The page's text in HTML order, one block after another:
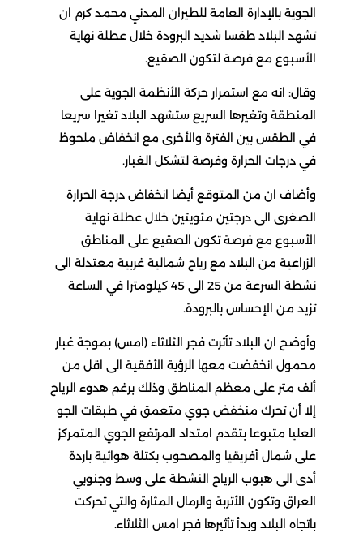
الجوية بالإدارة العامة للطيران المدني محمد كرم ان
تشهد البلاد طقسا شديد البرودة خلال عطلة نهاية
الأسبوع مع فرصة لتكون الصقيع.
وقال: انه مع استمرار حركة الأنظمة الجوية على
المنطقة وتغيرها السريع ستشهد البلاد تغيرا سريعا
في الطقس بين الفترة والأخرى مع انخفاض ملحوظ
في درجات الحرارة وفرصة لتشكل الغبار.
وأضاف ان من المتوقع أيضا انخفاض درجة الحرارة
الصغرى الى درجتين مئويتين خلال عطلة نهاية
الأسبوع مع فرصة تكون الصقيع على المناطق
الزراعية من البلاد مع رياح شمالية غربية معتدلة الى
نشطة السرعة من 25 الى 45 كيلومترا في الساعة
تزيد من الإحساس بالبرودة.
وأوضح ان البلاد تأثرت فجر الثلاثاء (امس) بموجة غبار
محمول انخفضت معها الرؤية الأفقية الى اقل من
ألف متر على معظم المناطق وذلك برغم هدوء الرياح
إلا أن تحرك منخفض جوي متعمق في طبقات الجو
العليا متبوعا بتقدم امتداد المرتفع الجوي المتمركز
على شمال أفريقيا والمصحوب بكتلة هوائية باردة
أدى الى هبوب الرياح النشطة على وسط وجنوبي
العراق وتكون الأتربة والرمال المثارة والتي تحركت
باتجاه البلاد وبدأ تأثيرها فجر امس الثلاثاء.